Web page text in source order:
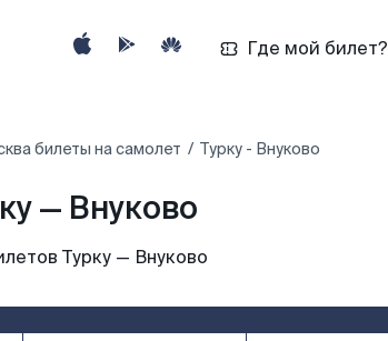
Где мой билет?
билеты на самолет Турку - Внуково
— Внуково
Турку — Внуково